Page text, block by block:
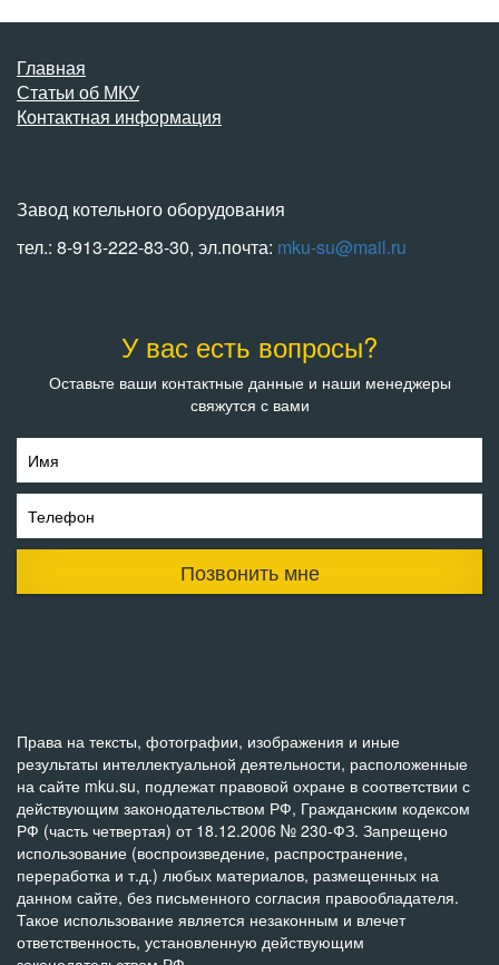
Главная
Статьи об МКУ
Контактная информация
Завод котельного оборудования
тел.: 8-913-222-83-30, эл.почта: mku-su@mail.ru
У вас есть вопросы?
Оставьте ваши контактные данные и наши менеджеры
свяжутся с вами
Имя
Телефон
Позвонить мне
Права на тексты, фотографии, изображения и иные
результаты интеллектуальной деятельности, расположенные
на сайте mku.su, подлежат правовой охране в соответствии с
действующим законодательством РФ, Гражданским кодексом
РФ (часть четвертая) от 18.12.2006 № 230-ФЗ. Запрещено
использование (воспроизведение, распространение,
переработка и т.д.) любых материалов, размещенных на
данном сайте, без письменного согласия правообладателя.
Такое использование является незаконным и влечет
ответственность, установленную действующим